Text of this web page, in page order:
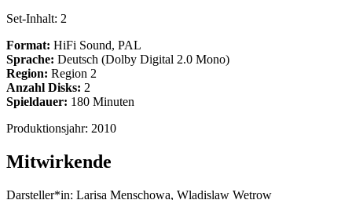
Set-Inhalt: 2
Format: HiFi Sound, PAL
Sprache: Deutsch (Dolby Digital 2.0 Mono)
Region: Region 2
Anzahl Disks: 2
Spieldauer: 180 Minuten
Produktionsjahr: 2010
Mitwirkende
Darsteller*in: Larisa Menschowa, Wladislaw Wetrow